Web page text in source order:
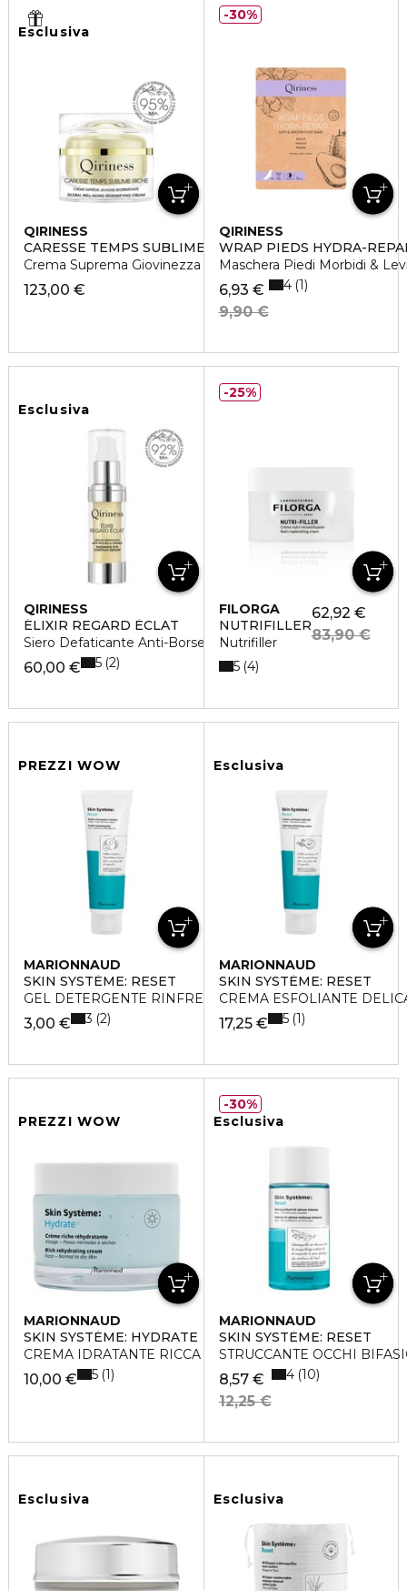
Esclusiva
QIRINESS
CARESSE TEMPS SUBLIME RICHE
Crema Suprema Giovinezza Ridensificante Versione Ricca
123,00 €
QIRINESS
WRAP PIEDS HYDRA-
Maschera Piedi Morbidi &
6,93 €
9,90 €
4 1
30%
Esclusiva
QIRINESS
ÉLIXIR REGARD ÉCLAT
Siero Defaticante Anti-Borse & Occhiaie
60,00 € 5 2
FILORGA
NUTRIFILLER
Nutrifiller
62,92 €
83,90 €
5 4
25%
PREZZI WOW
MARIONNAUD
SKIN SYSTÈME: RESET
GEL DETERGENTE RINFRESCANTE
3,00 € 3 2
Esclusiva
MARIONNAUD
SKIN SYSTÈME: RESET
CREMA ESFOLIANTE
17,25 € 5 1
PREZZI WOW
MARIONNAUD
SKIN SYSTÉME: HYDRATE
CREMA IDRATANTE RICCA
10,00 € 5 1
Esclusiva
MARIONNAUD
SKIN SYSTÈME: RESET
STRUCCANTE OCCHI
8,57 €
12,25 €
4 10
30%
Esclusiva Esclusiva